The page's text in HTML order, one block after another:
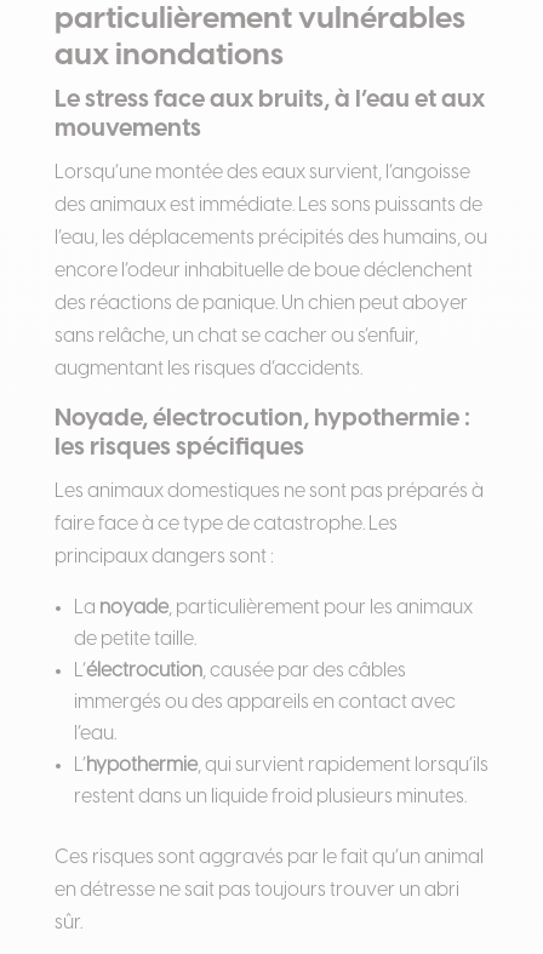
particulièrement vulnérables
aux inondations
Le stress face aux bruits, à l’eau et aux
mouvements
Lorsqu’une montée des eaux survient, l’angoisse
des animaux est immédiate. Les sons puissants de
l’eau, les déplacements précipités des humains, ou
encore l’odeur inhabituelle de boue déclenchent
des réactions de panique. Un chien peut aboyer
sans relâche, un chat se cacher ou s’enfuir,
augmentant les risques d’accidents.
Noyade, électrocution, hypothermie :
les risques spécifiques
Les animaux domestiques ne sont pas préparés à
faire face à ce type de catastrophe. Les
principaux dangers sont :
La noyade, particulièrement pour les animaux
de petite taille.
L’électrocution, causée par des câbles
immergés ou des appareils en contact avec
l’eau.
L’hypothermie, qui survient rapidement lorsqu’ils
restent dans un liquide froid plusieurs minutes.
Ces risques sont aggravés par le fait qu’un animal
en détresse ne sait pas toujours trouver un abri
sûr.